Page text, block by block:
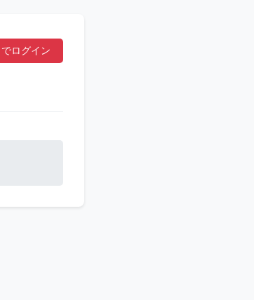
ログイン